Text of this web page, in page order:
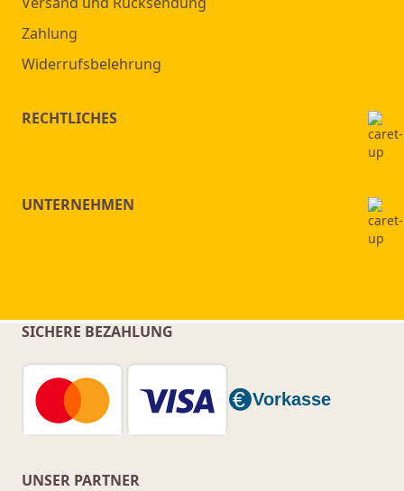
Zahlung
Widerrufsbelehrung
RECHTLICHES
UNTERNEHMEN
SICHERE BEZAHLUNG
UNSER PARTNER